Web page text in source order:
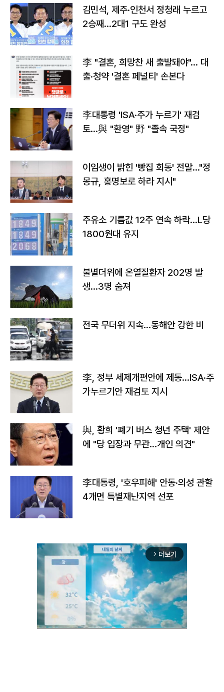
김민석, 제주·인천서 정청래 누르고
2승째…2대1 구도 완성
李 "결혼, 희망찬 새 출발돼야"… 대
출·청약 '결혼 페널티' 손본다
李대통령 'ISA·주가 누르기' 재검
토…與 "환영" 野 "졸속 국정"
이임생이 밝힌 '빵집 회동' 전말…"정
몽규, 홍명보로 하라 지시"
주유소 기름값 12주 연속 하락…L당
1800원대 유지
불볕더위에 온열질환자 202명 발
생…3명 숨져
전국 무더위 지속…동해안 강한 비
李, 정부 세제개편안에 제동…ISA·주
가누르기안 재검토 지시
與, 황희 '폐기 버스 청년 주택' 제안
에 "당 입장과 무관…개인 의견"
李대통령, '호우피해' 안동·의성 관할
4개면 특별재난지역 선포
arrow_forward_ios 더보기